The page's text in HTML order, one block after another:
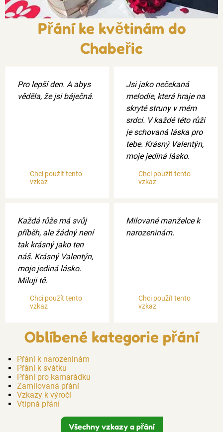
Přání ke květinám do
Chabeřic
Pro lepší den. A abys
věděla, že jsi báječná.
Chci použít tento
vzkaz
Jsi jako nečekaná
melodie, která hraje na
skryté struny v mém
srdci. V každé této růži
je schovaná láska pro
tebe. Krásný Valentýn,
moje jediná lásko.
Chci použít tento
vzkaz
Každá růže má svůj
příběh, ale žádný není
tak krásný jako ten
náš. Krásný Valentýn,
moje jediná lásko.
Miluji tě.
Chci použít tento
vzkaz
Milované manželce k
narozeninám.
Chci použít tento
vzkaz
Oblíbené kategorie přání
Přání k narozeninám
Přání k svátku
Přání pro kamarádku
Zamilovaná přání
Vzkazy k výročí
Vtipná přání
Všechny vzkazy a přání